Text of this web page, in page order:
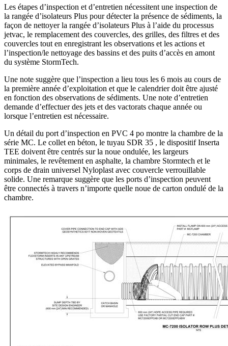
Les étapes d’inspection et d’entretien nécessitent une inspection de
la rangée d’isolateurs Plus pour détecter la présence de sédiments, la
façon de nettoyer la rangée d’isolateurs Plus à l’aide du processus
jetvac, le remplacement des couvercles, des grilles, des filtres et des
couvercles tout en enregistrant les observations et les actions et
l’inspection/le nettoyage des bassins et des puits d’accès en amont
du système StormTech.
Une note suggère que l’inspection a lieu tous les 6 mois au cours de
la première année d’exploitation et que le calendrier doit être ajusté
en fonction des observations de sédiments. Une note d’entretien
demande d’effectuer des jets et des vactorats chaque année ou
lorsque l’entretien est nécessaire.
Un détail du port d’inspection en PVC 4 po montre la chambre de la
série MC. Le collet en béton, le tuyau SDR 35 , le dispositif Inserta
TEE doivent être centrés sur la noue ondulée, les largeurs
minimales, le revêtement en asphalte, la chambre Stormtech et le
corps de drain universel Nyloplast avec couvercle verrouillable
solide. Une remarque suggère que les ports d’inspection peuvent
être connectés à travers n’importe quelle noue de carton ondulé de la
chambre.